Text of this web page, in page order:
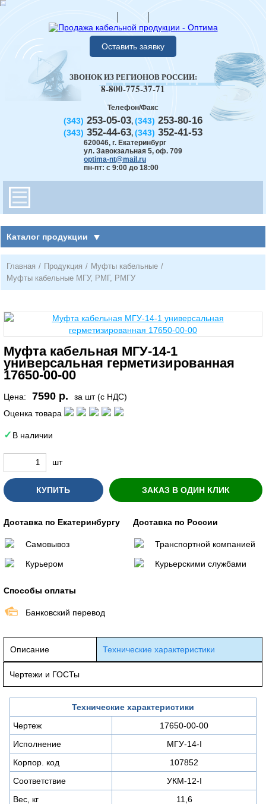
Оставить заявку
Телефон/Факс
(343) 253-05-03, (343) 253-80-16
(343) 352-44-63, (343) 352-41-53
620046, г. Екатеринбург
ул. Завокзальная 5, оф. 709
optima-nt@mail.ru
пн-пт: с 9:00 до 18:00
ЗВОНОК ИЗ РЕГИОНОВ РОССИИ:
8-800-775-37-71
Каталог продукции
Главная / Продукция / Муфты кабельные /
Муфты кабельные МГУ, РМГ, РМГУ
Муфта кабельная МГУ-14-1
универсальная герметизированная
17650-00-00
Цена: 7590 р.
за шт (с НДС)
Оценка товара
В наличии
шт
КУПИТЬ ЗАКАЗ В ОДИН КЛИК
Доставка по Екатеринбургу
Самовывоз
Курьером
Доставка по России
Транспортной компанией
Курьерскими службами
Способы оплаты
Банковский перевод
Описание Технические характеристики
Чертежи и ГОСТы
Технические характеристики
Чертеж
17650-00-00
Исполнение
МГУ-14-I
Корпор. код
107852
Соответствие
УКМ-12-I
Вес, кг
11,6